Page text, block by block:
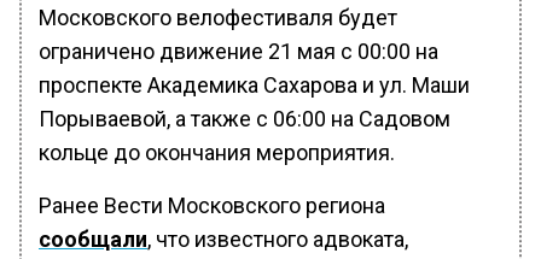
Московского велофестиваля будет
ограничено движение 21 мая с 00:00 на
проспекте Академика Сахарова и ул. Маши
Порываевой, а также с 06:00 на Садовом
кольце до окончания мероприятия.
Ранее Вести Московского региона
сообщали, что известного адвоката,